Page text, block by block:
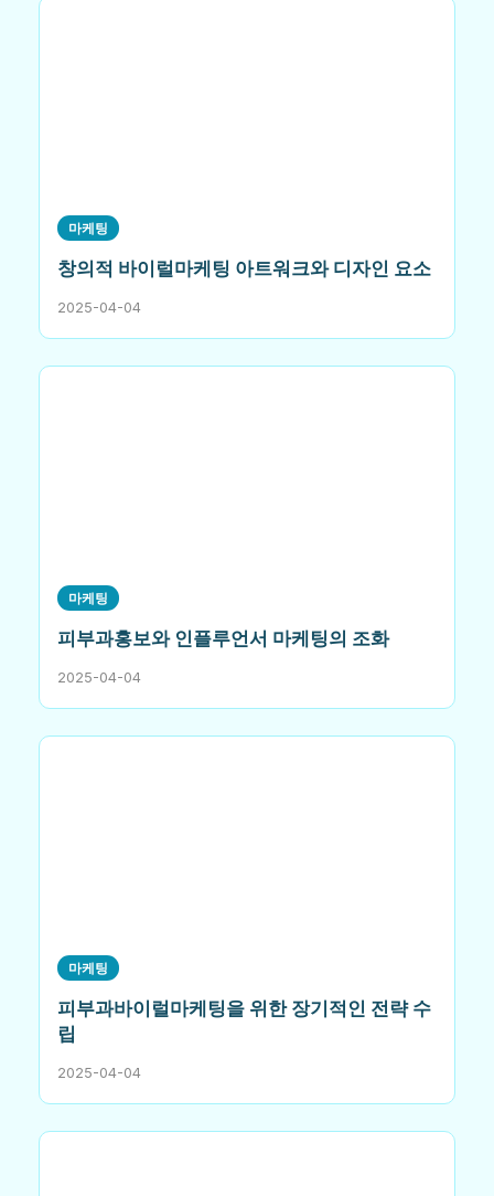
마케팅
창의적 바이럴마케팅 아트워크와 디자인 요소
2025-04-04
마케팅
피부과홍보와 인플루언서 마케팅의 조화
2025-04-04
마케팅
피부과바이럴마케팅을 위한 장기적인 전략 수
립
2025-04-04